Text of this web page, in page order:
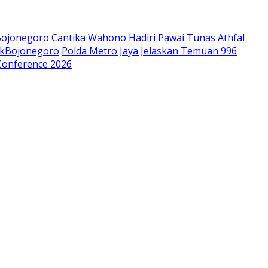
Cantika Wahono Hadiri Pawai Tunas Athfal
Polda Metro Jaya Jelaskan Temuan 996
2026